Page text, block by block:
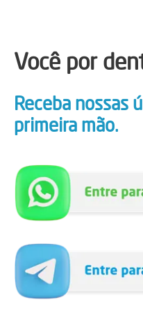
Você por
Receba nossas
primeira mão.